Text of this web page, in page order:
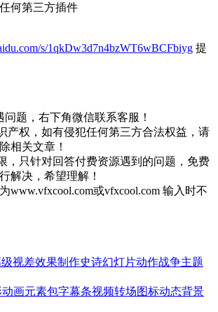
何第三方插件
s/1qkDw3d7n4bzWT6wBCFbiyg 提
题，右下角微信联系客服！
产权，如有侵犯任何第三方合法权益，请
相关文章！
，只针对回答付费资源遇到的问题，免费
解决，希望理解！
www.vfxcool.com或vfxcool.com 输入时不
视差效果制作史诗幻灯片动作战争主题
动画元素包字幕条视频转场图标动态背景